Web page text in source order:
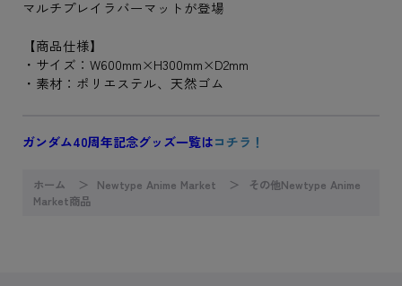
マルチプレイラバーマットが登場
【商品仕様】
・サイズ：W600mm×H300mm×D2mm
・素材：ポリエステル、天然ゴム
ガンダム40周年記念グッズ一覧はコチラ！
ホーム Newtype Anime Market
その他Newtype Anime
Market商品